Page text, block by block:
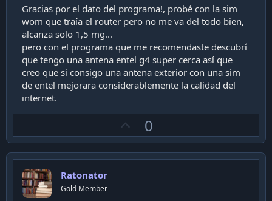
Hay un tema por ahí donde hablan de las antenas, incluso
algunos ponen el router afuera de la casa en una caja
estanco y de ahí llevan un cable rj45 a otro router dentro
de la casa.
Hay antenas que solo son para una frecuencia 2600 o 700.
Hay unas tipo panel que sirven para las 2.
Según esa funciona para el b11, pero trae 2 conectores
Deberías buscar el mejor lugar donde llega señal en tu
casa, con alguna app de celular puedes hacer una idea.
Gracias por el dato del programa!, probé con la sim
wom que traía el router pero no me va del todo bien,
alcanza solo 1,5 mg...
pero con el programa que me recomendaste descubrí
que tengo una antena entel g4 super cerca así que
creo que si consigo una antena exterior con una sim
de entel mejorara considerablemente la calidad del
internet.
p
v
0
Ratonator
Gold Member